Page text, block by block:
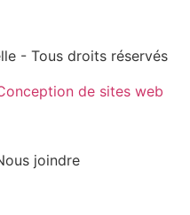
- Tous droits réservés
de sites web
joindre